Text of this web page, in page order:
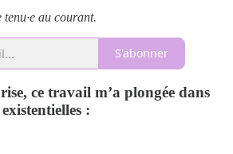
au courant.
S'abonner
ce travail m’a plongée dans
: